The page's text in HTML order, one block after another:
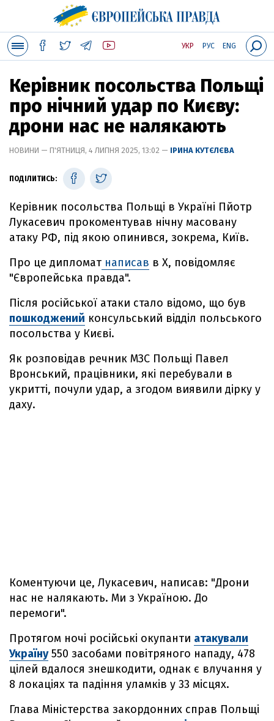
УКР РУС ENG
Керівник посольства Польщі
про нічний удар по Києву:
дрони нас не налякають
НОВИНИ — П'ЯТНИЦЯ, 4 ЛИПНЯ 2025, 13:02 — ІРИНА КУТЄЛЄВА
ПОДІЛИТИСЬ:
Керівник посольства Польщі в Україні Пйотр
Лукасевич прокоментував нічну масовану
атаку РФ, під якою опинився, зокрема, Київ.
Про це дипломат написав в Х, повідомляє
"Європейська правда".
Після російської атаки стало відомо, що був
пошкоджений консульський відділ польського
посольства у Києві.
Як розповідав речник МЗС Польщі Павел
Вронський, працівники, які перебували в
укритті, почули удар, а згодом виявили дірку у
даху.
Коментуючи це, Лукасевич, написав: "Дрони
нас не налякають. Ми з Україною. До
перемоги".
Протягом ночі російські окупанти атакували
Україну550 засобами повітряного нападу, 478
цілей вдалося знешкодити, однак є влучання у
8 локаціях та падіння уламків у 33 місцях.
Глава Міністерства закордонних справ Польщі